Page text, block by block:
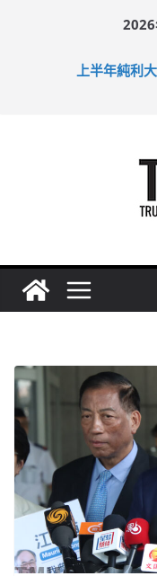
2026
上半年純利
拜仁熱